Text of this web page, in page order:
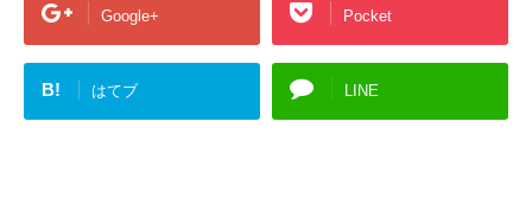
Google+ Pocket
B! はてブ LINE